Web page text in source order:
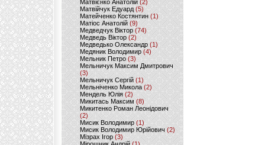
Матвієнко Анатолій (2)
Матвійчук Едуард(5)
Матейченко Костянтин (1)
Матіос Анатолій (9)
Медведчук Віктор(74)
Медведь Віктор (2)
Медведько Олександр (1)
Медяник Володимир(4)
Мельник Петро (3)
Мельничук Максим Дмитрович
(3)
Мельничук Сергій (1)
Мельніченко Микола (2)
Мендель Юлія (2)
Микитась Максим (8)
Микитенко Роман Леонідович
(2)
Мисик Володимир (1)
Мисик Володимир Юрійович(2)
Мізрах Ігор(3)